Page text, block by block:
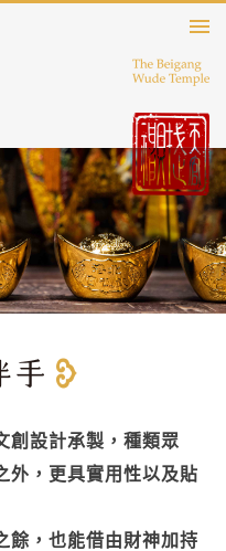
創設計承製，種類眾
外，更具實用性以及貼
餘，也能借由財神加持